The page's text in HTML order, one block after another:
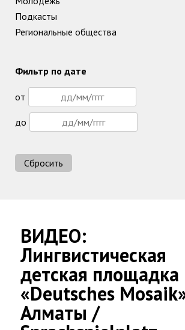
ВИДЕО:
Лингвистическая
детская площадка
«Deutsches
Алматы /
Подкасты
Региональные общества
Фильтр по дате
от
до
Сбросить